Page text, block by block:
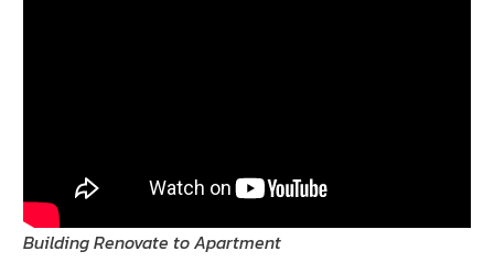
Building Renovate to Apartment